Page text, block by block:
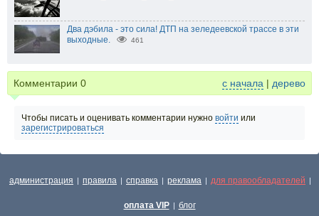
Два дэбила - это сила! ДТП на зеледеевской трассе в эти
выходные.
461
Комментарии 0 с начала | дерево
Чтобы писать и оценивать комментарии нужно войти или
зарегистрироваться
администрация | правила | справка | реклама | для правообладателей |
оплата VIP | блог